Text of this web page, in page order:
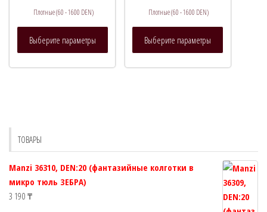
Плотные (60 - 1600 DEN)
Выберите параметры
Этот
товара.
Плотные (60 - 1600 DEN)
Выберите параметры
странице
товара.
ТОВАРЫ
Manzi 36310, DEN:20 (фантазийные колготки в
микро тюль ЗЕБРА)
3 190 ₸